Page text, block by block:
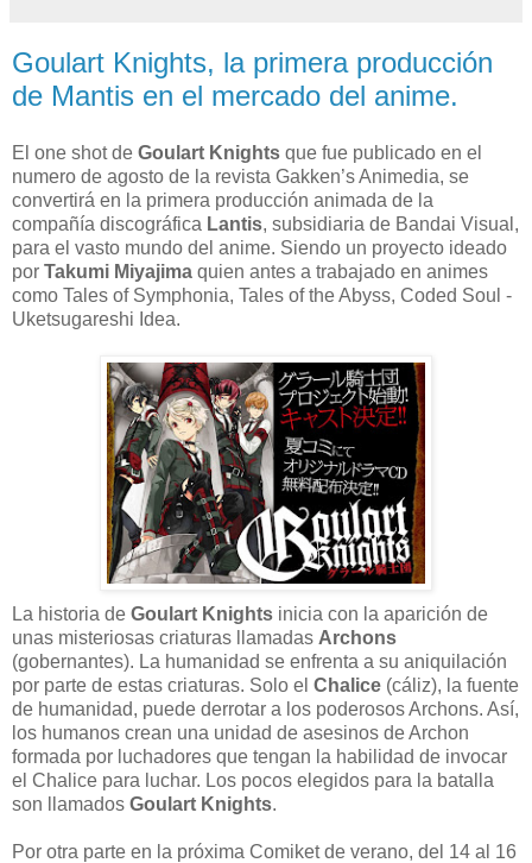
Goulart Knights, la primera producción
de Mantis en el mercado del anime.
El one shot de Goulart Knights que fue publicado en el
numero de agosto de la revista Gakken’s Animedia, se
convertirá en la primera producción animada de la
compañía discográfica Lantis, subsidiaria de Bandai Visual,
para el vasto mundo del anime. Siendo un proyecto ideado
por Takumi Miyajima quien antes a trabajado en animes
como Tales of Symphonia, Tales of the Abyss, Coded Soul -
Uketsugareshi Idea.
La historia de Goulart Knights inicia con la aparición de
unas misteriosas criaturas llamadas Archons
(gobernantes). La humanidad se enfrenta a su aniquilación
por parte de estas criaturas. Solo el Chalice (cáliz), la fuente
de humanidad, puede derrotar a los poderosos Archons. Así,
los humanos crean una unidad de asesinos de Archon
formada por luchadores que tengan la habilidad de invocar
el Chalice para luchar. Los pocos elegidos para la batalla
son llamados Goulart Knights.
Por otra parte en la próxima Comiket de verano, del 14 al 16